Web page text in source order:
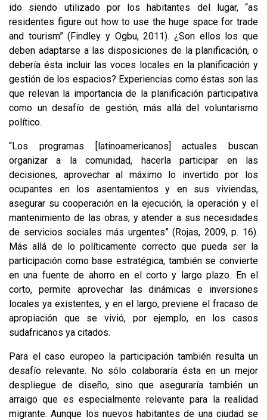
ido siendo utilizado por los habitantes del lugar, “as
residentes figure out how to use the huge space for trade
and tourism” (Findley y Ogbu, 2011). ¿Son ellos los que
deben adaptarse a las disposiciones de la planificación, o
debería ésta incluir las voces locales en la planificación y
gestión de los espacios? Experiencias como éstas son las
que relevan la importancia de la planificación participativa
como un desafío de gestión, más allá del voluntarismo
político.
“Los programas [latinoamericanos] actuales buscan
organizar a la comunidad, hacerla participar en las
decisiones, aprovechar al máximo lo invertido por los
ocupantes en los asentamientos y en sus viviendas,
asegurar su cooperación en la ejecución, la operación y el
mantenimiento de las obras, y atender a sus necesidades
de servicios sociales más urgentes” (Rojas, 2009, p. 16).
Más allá de lo políticamente correcto que pueda ser la
participación como base estratégica, también se convierte
en una fuente de ahorro en el corto y largo plazo. En el
corto, permite aprovechar las dinámicas e inversiones
locales ya existentes, y en el largo, previene el fracaso de
apropiación que se vivió, por ejemplo, en los casos
sudafricanos ya citados.
Para el caso europeo la participación también resulta un
desafío relevante. No sólo colaboraría ésta en un mejor
despliegue de diseño, sino que aseguraría también un
arraigo que es especialmente relevante para la realidad
migrante. Aunque los nuevos habitantes de una ciudad se